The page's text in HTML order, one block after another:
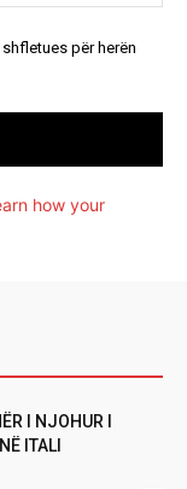
për herën
how your
I NJOHUR I
ITALI